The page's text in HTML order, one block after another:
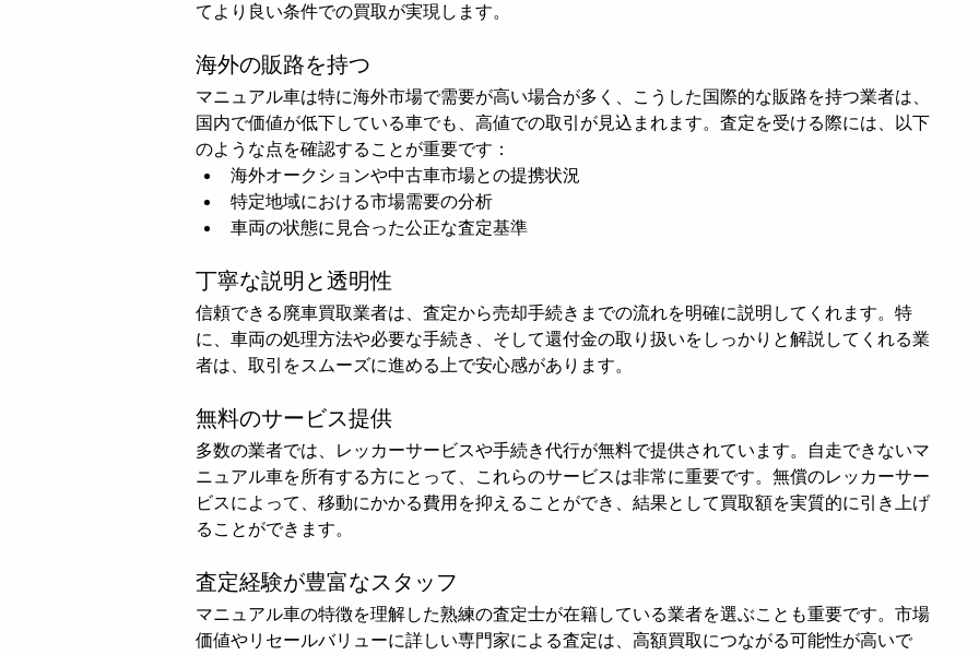
てより良い条件での買取が実現します。
海外の販路を持つ
マニュアル車は特に海外市場で需要が高い場合が多く、こうした国際的な販路を持つ業者は、
国内で価値が低下している車でも、高値での取引が見込まれます。査定を受ける際には、以下
のような点を確認することが重要です：
海外オークションや中古車市場との提携状況
特定地域における市場需要の分析
車両の状態に見合った公正な査定基準
丁寧な説明と透明性
信頼できる廃車買取業者は、査定から売却手続きまでの流れを明確に説明してくれます。特
に、車両の処理方法や必要な手続き、そして還付金の取り扱いをしっかりと解説してくれる業
者は、取引をスムーズに進める上で安心感があります。
無料のサービス提供
多数の業者では、レッカーサービスや手続き代行が無料で提供されています。自走できないマ
ニュアル車を所有する方にとって、これらのサービスは非常に重要です。無償のレッカーサー
ビスによって、移動にかかる費用を抑えることができ、結果として買取額を実質的に引き上げ
ることができます。
査定経験が豊富なスタッフ
マニュアル車の特徴を理解した熟練の査定士が在籍している業者を選ぶことも重要です。市場
価値やリセールバリューに詳しい専門家による査定は、高額買取につながる可能性が高いで